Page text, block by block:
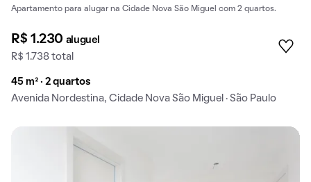
Apartamento para alugar na Cidade Nova São Miguel com 2 quartos.
R$ 1.230 aluguel
R$ 1.738 total
45 m² · 2 quartos
Avenida Nordestina, Cidade Nova São Miguel · São Paulo